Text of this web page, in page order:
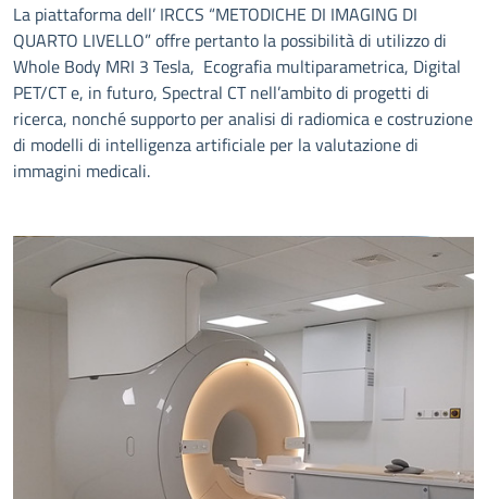
La piattaforma dell’ IRCCS “METODICHE DI IMAGING DI
QUARTO LIVELLO” offre pertanto la possibilità di utilizzo di
Whole Body MRI 3 Tesla, Ecografia multiparametrica, Digital
PET/CT e, in futuro, Spectral CT nell’ambito di progetti di
ricerca, nonché supporto per analisi di radiomica e costruzione
di modelli di intelligenza artificiale per la valutazione di
immagini medicali.